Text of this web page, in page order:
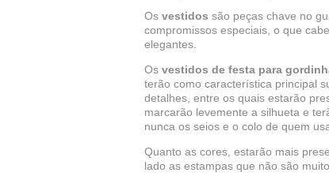
Os vestidos são peças chave no
compromissos especiais, o que
elegantes.
Os vestidos de festa para
terão como característica principal
detalhes, entre os quais estarão
marcarão levemente a silhueta e
nunca os seios e o colo de quem
Quanto as cores, estarão mais
lado as estampas que não são